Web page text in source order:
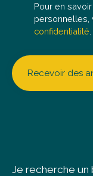
bien actuel.
Pour en
personnelles,
confidentialité
Recevoir des
Je recherche un